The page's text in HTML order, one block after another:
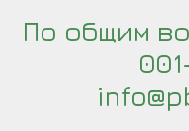
По общим